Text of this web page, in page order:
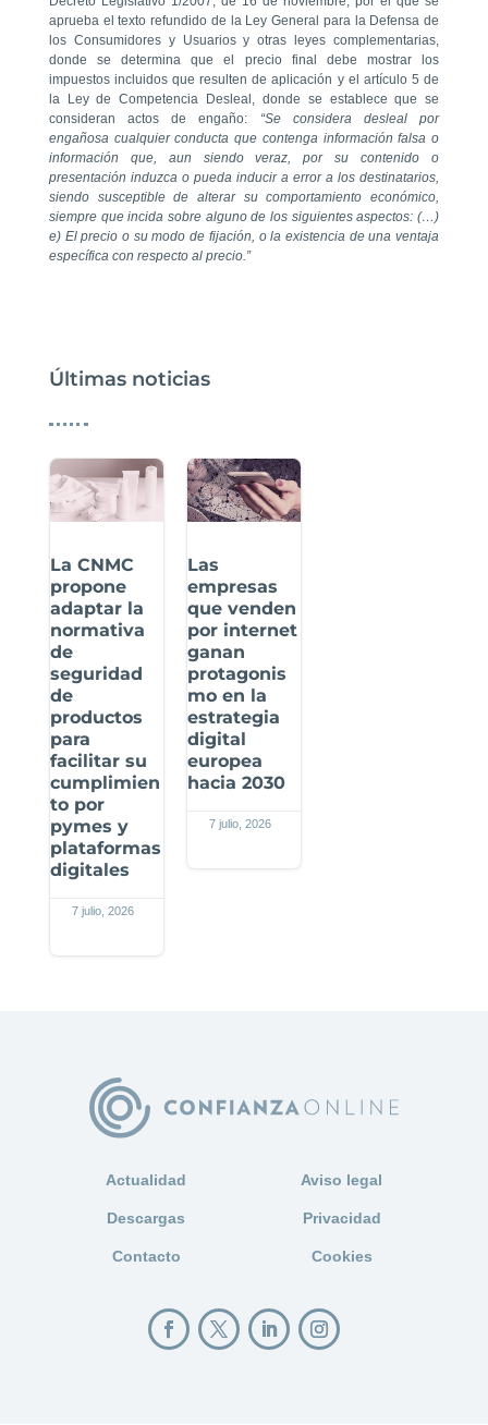
aprueba el texto refundido de la Ley General para la Defensa de
los Consumidores y Usuarios y otras leyes complementarias,
donde se determina que el precio final debe mostrar los
impuestos incluidos que resulten de aplicación y el artículo 5 de
la Ley de Competencia Desleal, donde se establece que se
consideran actos de engaño:
“Se considera desleal por
engañosa cualquier conducta que contenga información falsa o
información que, aun siendo veraz, por su contenido o
presentación induzca o pueda inducir a error a los destinatarios,
siendo susceptible de alterar su comportamiento económico,
siempre que incida sobre alguno de los siguientes aspectos: (…)
e) El precio o su modo de fijación, o la existencia de una ventaja
específica con respecto al precio.”
Últimas noticias
La CNMC
propone
adaptar la
normativa
de
seguridad
de
productos
para
facilitar su
cumplimien
to por
pymes y
plataformas
digitales
7 julio, 2026
Las
empresas
que venden
por internet
ganan
protagonis
mo en la
estrategia
digital
europea
hacia 2030
7 julio, 2026
Actualidad
Descargas
Contacto
Aviso legal
Privacidad
Cookies